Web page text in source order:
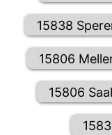
15838
15806
15806